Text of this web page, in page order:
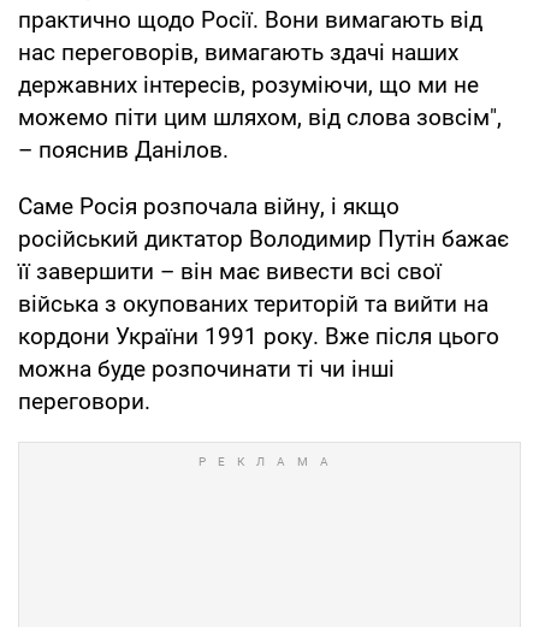
практично щодо Росії. Вони вимагають від
нас переговорів, вимагають здачі наших
державних інтересів, розуміючи, що ми не
можемо піти цим шляхом, від слова зовсім",
– пояснив Данілов.
Саме Росія розпочала війну, і якщо
російський диктатор Володимир Путін бажає
її завершити – він має вивести всі свої
війська з окупованих територій та вийти на
кордони України 1991 року. Вже після цього
можна буде розпочинати ті чи інші
переговори.